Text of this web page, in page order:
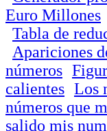
Euro Millones
Tabla de
Apariciones
números
calientes Los
números que
salido mis